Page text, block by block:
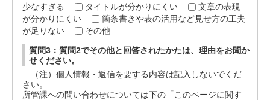
少なすぎる
タイトルが分かりにくい
文章の表現
が分かりにくい
箇条書きや表の活用など見せ方の工夫
が足りない
その他
質問3：質問2でその他と回答されたかたは、理由をお聞か
せください。
（注）個人情報・返信を要する内容は記入しないでくだ
さい。
所管課への問い合わせについては下の「このページに関す